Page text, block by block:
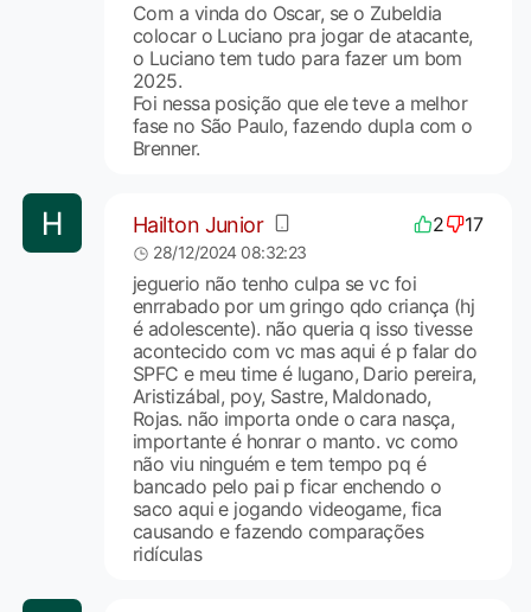
Com a vinda do Oscar, se o Zubeldia
colocar o Luciano pra jogar de atacante,
o Luciano tem tudo para fazer um bom
2025.
Foi nessa posição que ele teve a melhor
fase no São Paulo, fazendo dupla com o
Brenner.
Hailton Junior 2 17
28/12/2024 08:32:23
jeguerio não tenho culpa se vc foi
enrrabado por um gringo qdo criança (hj
é adolescente). não queria q isso tivesse
acontecido com vc mas aqui é p falar do
SPFC e meu time é lugano, Dario pereira,
Aristizábal, poy, Sastre, Maldonado,
Rojas. não importa onde o cara nasça,
importante é honrar o manto. vc como
não viu ninguém e tem tempo pq é
bancado pelo pai p ficar enchendo o
saco aqui e jogando videogame, fica
causando e fazendo comparações
ridículas